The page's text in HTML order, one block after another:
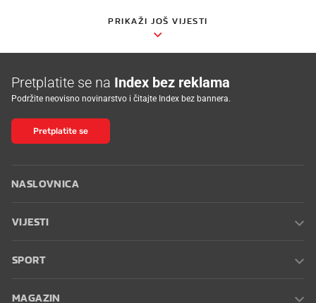
PRIKAŽI JOŠ VIJESTI
Pretplatite se na Index bez reklama
Podržite neovisno novinarstvo i čitajte Index bez bannera.
Pretplatite se
NASLOVNICA
VIJESTI
SPORT
MAGAZIN